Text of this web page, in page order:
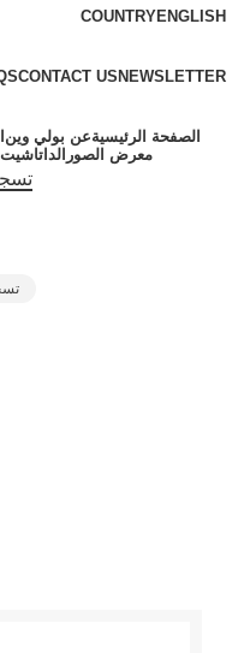
ENGLISH
COUNTRY
NEWSLETTER
CONTACT US
الصفحة الرئيسيةعن بولي وين
معرض الصور الداتاشيت